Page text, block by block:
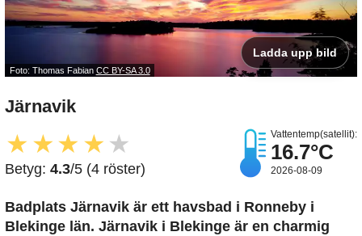
Foto: Thomas Fabian CC BY-SA 3.0
Ladda upp bild
Järnavik
★ ★★ ★ ★
Betyg: 4.3/5 (4 röster)
Vattentemp(satellit):
16.7°C
2026-08-09
Badplats Järnavik är ett havsbad i Ronneby i
Blekinge län. Järnavik i Blekinge är en charmig